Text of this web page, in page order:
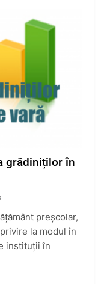
grădiniților în
preșcolar,
la modul în
instituții în